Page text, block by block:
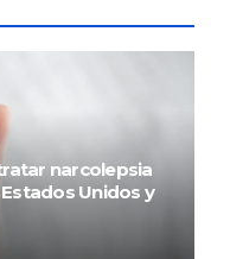
narcolepsia
Unidos y